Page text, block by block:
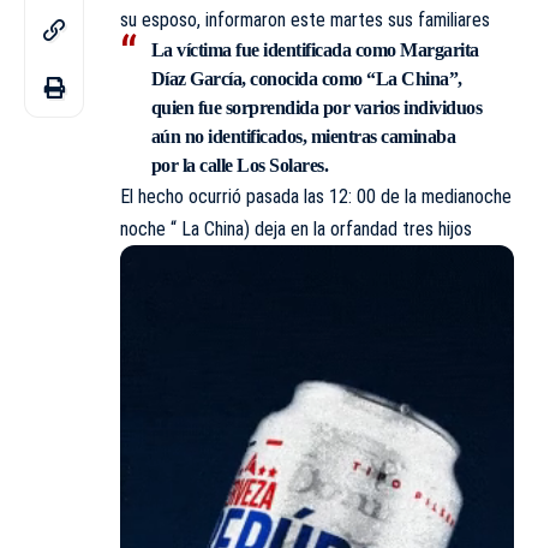
su esposo, informaron este martes sus familiares
La víctima fue identificada como Margarita
Díaz García, conocida como “La China”,
quien fue sorprendida por varios individuos
aún no identificados, mientras caminaba
por la calle Los Solares.
El hecho ocurrió pasada las 12: 00 de la medianoche
noche “ La China) deja en la orfandad tres hijos